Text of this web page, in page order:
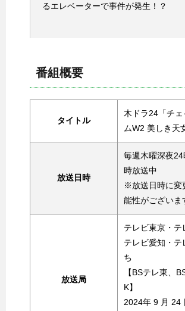
るエレベーターで事件が発生！？
番組概要
タイトル
木ドラ24「チ
ムW2 美しき天
放送日時
毎週木曜深夜
時放送中
※放送日時に変
能性がございま
放送局
テレビ東京・テ
テレビ愛知・テ
ち
【BSテレ東、
K】
2024年 9 月 24